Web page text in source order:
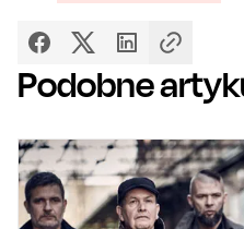
Podobne